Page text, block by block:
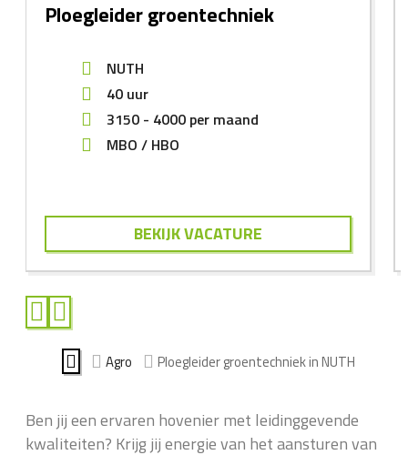
Ploegleider groentechniek
NUTH
40 uur
3150 - 4000 per maand
MBO
HBO
BEKIJK VACATURE
Agro Ploegleider groentechniek in NUTH
Ben jij een ervaren hovenier met leidinggevende
kwaliteiten? Krijg jij energie van het aansturen van